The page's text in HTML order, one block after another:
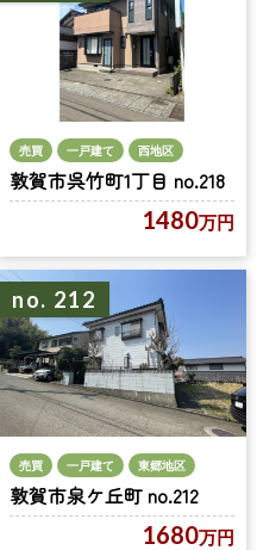
売買 一戸建て 西地区
敦賀市呉竹町1丁目 no.218
1480万円
no. 212
売買 一戸建て 東郷地区
敦賀市泉ケ丘町 no.212
1680万円